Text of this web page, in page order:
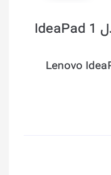
لپ تاپ 15.6 اینچ لنوو مدل IdeaPad 1
Lenovo